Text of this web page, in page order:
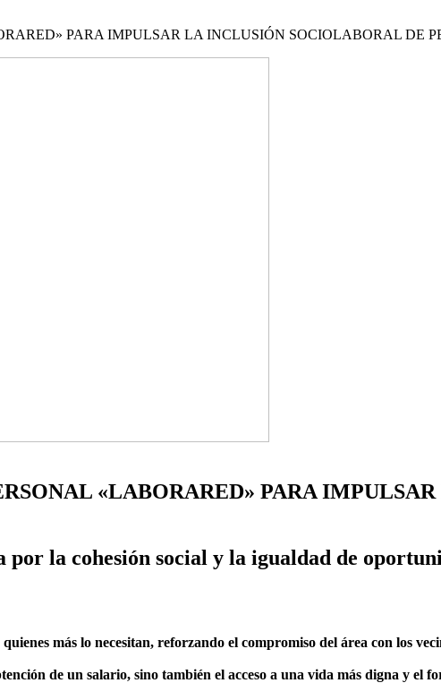
PARA IMPULSAR LA INCLUSIÓN SOCIOLABORAL DE
«LABORARED» PARA
la cohesión social y la igualdad de
más lo necesitan, reforzando el compromiso del área con los
de un salario, sino también el acceso a una vida más digna y el